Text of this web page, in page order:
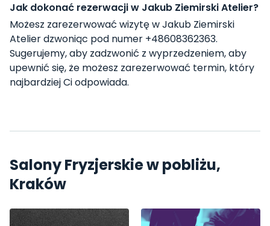
Jak dokonać rezerwacji w Jakub Ziemirski Atelier?
Możesz zarezerwować wizytę w Jakub Ziemirski
Atelier dzwoniąc pod numer +48608362363.
Sugerujemy, aby zadzwonić z wyprzedzeniem, aby
upewnić się, że możesz zarezerwować termin, który
najbardziej Ci odpowiada.
Salony Fryzjerskie w pobliżu,
Kraków